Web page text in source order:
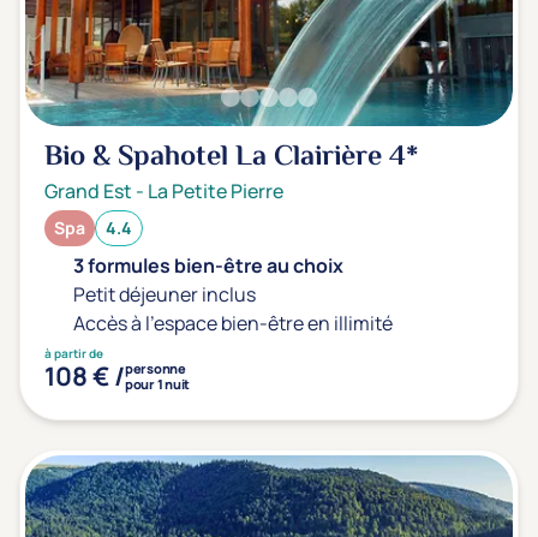
Bio & Spahotel La Clairière4*
Grand Est - La Petite Pierre
Spa 4.4
3 formules bien-être au choix
Petit déjeuner inclus
Accès à l'espace bien-être en illimité
à partir de
108 € /personne
pour 1 nuit